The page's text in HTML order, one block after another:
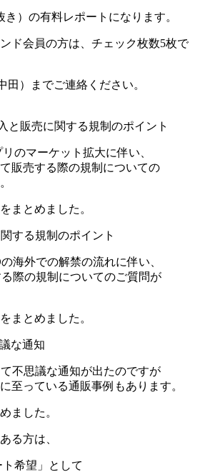
き）の有料レポートになります。
ド会員の方は、チェック枚数5枚で
）までご連絡ください。
と販売に関する規制のポイント
のマーケット拡大に伴い、
販売する際の規制についての
まとめました。
する規制のポイント
海外での解禁の流れに伴い、
際の規制についてのご質問が
まとめました。
な通知
不思議な通知が出たのですが
至っている通販事例もあります。
ました。
る方は、
希望」として